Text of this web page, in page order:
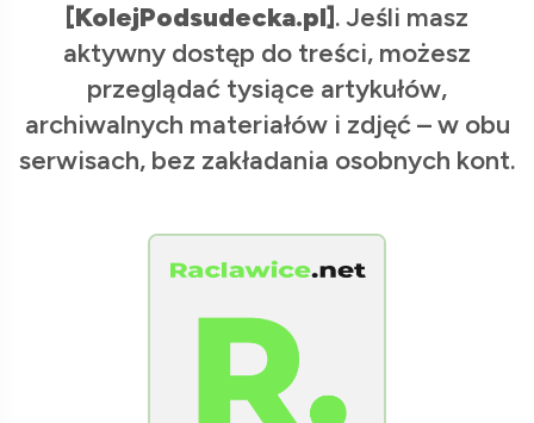
[KolejPodsudecka.pl]. Jeśli masz
aktywny dostęp do treści, możesz
przeglądać tysiące artykułów,
archiwalnych materiałów i zdjęć – w obu
serwisach, bez zakładania osobnych kont.